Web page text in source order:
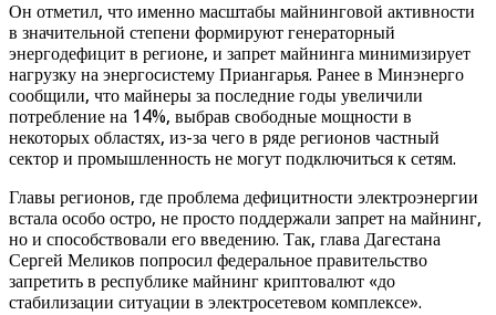
Он отметил, что именно масштабы майнинговой активности
в значительной степени формируют генераторный
энергодефицит в регионе, и запрет майнинга минимизирует
нагрузку на энергосистему Приангарья. Ранее в Минэнерго
сообщили, что майнеры за последние годы увеличили
потребление на 14%, выбрав свободные мощности в
некоторых областях, из-за чего в ряде регионов частный
сектор и промышленность не могут подключиться к сетям.
Главы регионов, где проблема дефицитности электроэнергии
встала особо остро, не просто поддержали запрет на майнинг,
но и способствовали его введению. Так, глава Дагестана
Сергей Меликов попросил федеральное правительство
запретить в республике майнинг криптовалют «до
стабилизации ситуации в электросетевом комплексе».